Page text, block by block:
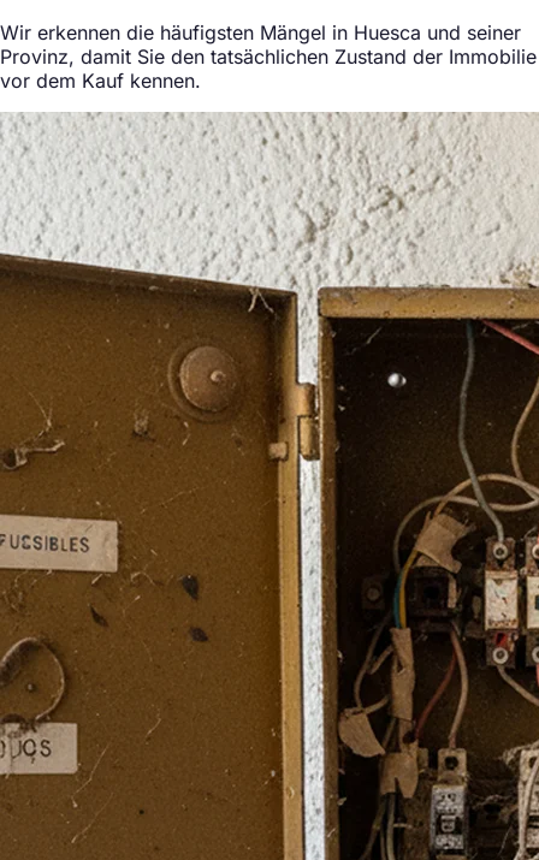
Wir erkennen die häufigsten Mängel in Huesca und seiner
Provinz, damit Sie den tatsächlichen Zustand der Immobilie
vor dem Kauf kennen.